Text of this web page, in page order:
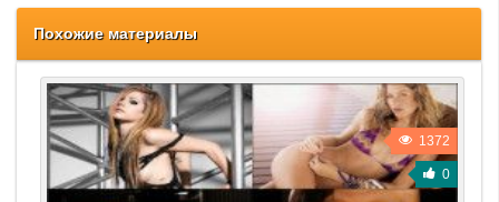
Похожие материалы
1372
0